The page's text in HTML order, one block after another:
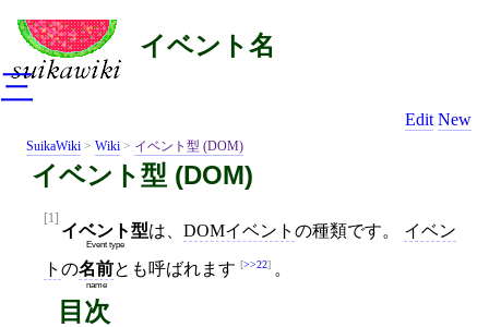
イベント名
Edit New
SuikaWiki > Wiki > イベント型 (DOM)
イベント型 (DOM)
[1]
イベント型
Event type
は、 DOMイベント の種類です。 イベン
ト の名前
name
とも呼ばれます >>22 。
目次
三